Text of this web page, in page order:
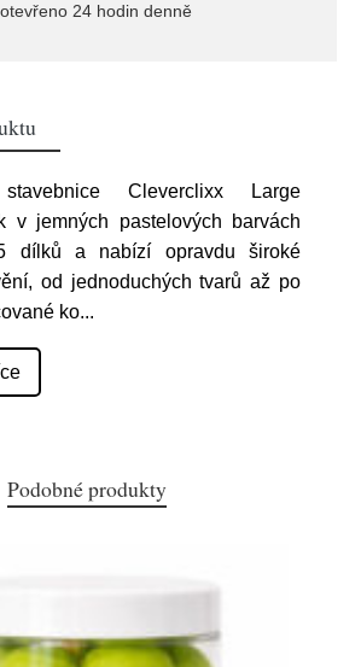
24 hodin denně
stavebnice Cleverclixx Large
v jemných pastelových barvách
dílků a nabízí opravdu široké
od jednoduchých tvarů až po
ko...
Podobné produkty